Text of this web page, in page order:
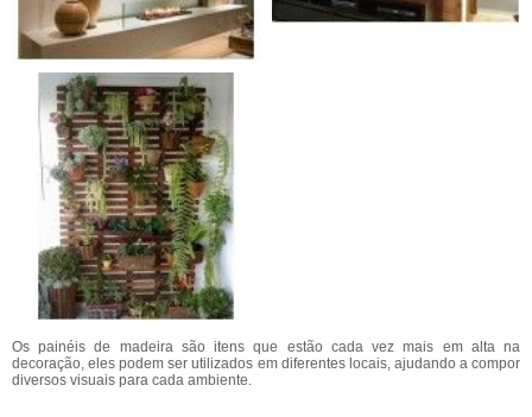
Os painéis de madeira são itens que estão cada vez mais em alta na
decoração, eles podem ser utilizados em diferentes locais, ajudando a compor
diversos visuais para cada ambiente.